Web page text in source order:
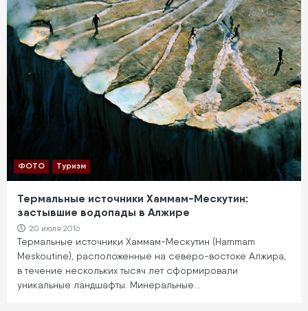
ФОТО Туризм
Термальные источники Хаммам-Мескутин:
застывшие водопады в Алжире
20 июля 2016
Термальные источники Хаммам-Мескутин (Hammam
Meskoutine), расположенные на северо-востоке Алжира,
в течение нескольких тысяч лет сформировали
уникальные ландшафты. Минеральные…